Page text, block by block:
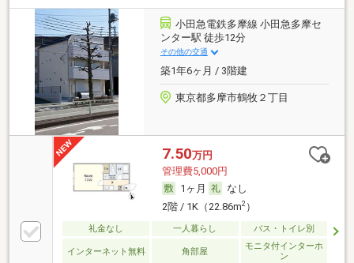
小田急電鉄多摩線 小田急多摩セ
ンター駅 徒歩12分
その他の交通
築1年6ヶ月 / 3階建
東京都多摩市鶴牧２丁目
7.50万円
管理費5,000円
1ヶ月
なし
2階 / 1K（22.86m2）
礼金なし 一人暮らし バス・トイレ別
インターネット無料 角部屋
モニタ付インターホ
ン